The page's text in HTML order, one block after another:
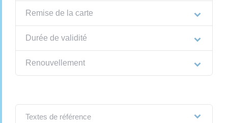
Remise de la carte
Durée de validité
Renouvellement
Textes de référence